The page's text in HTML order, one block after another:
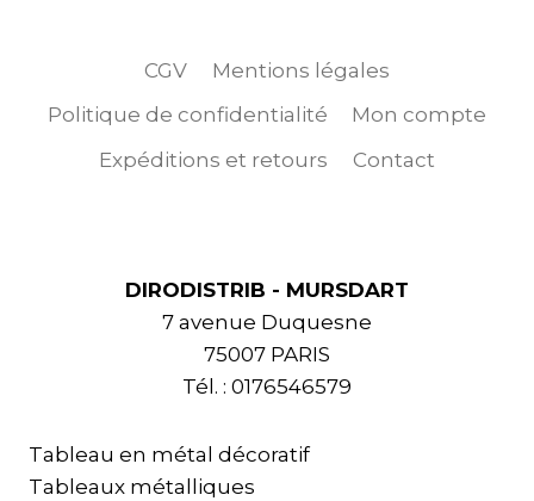
CGV
Mentions légales
Politique de confidentialité
Mon compte
Expéditions et retours
Contact
DIRODISTRIB - MURSDART
7 avenue Duquesne
75007 PARIS
Tél. : 0176546579
Tableau en métal décoratif
Tableaux métalliques